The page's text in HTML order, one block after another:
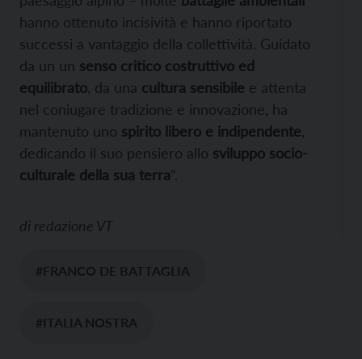
hanno ottenuto incisività e hanno riportato
successi a vantaggio della collettività. Guidato
da un un senso critico costruttivo ed
equilibrato , da una cultura sensibile e attenta
nel coniugare tradizione e innovazione, ha
mantenuto uno spirito libero e indipendente
dedicando il suo pensiero allo sviluppo socio-
culturale della sua terra“.
di redazione VT
#FRANCO DE BATTAGLIA
#ITALIA NOSTRA